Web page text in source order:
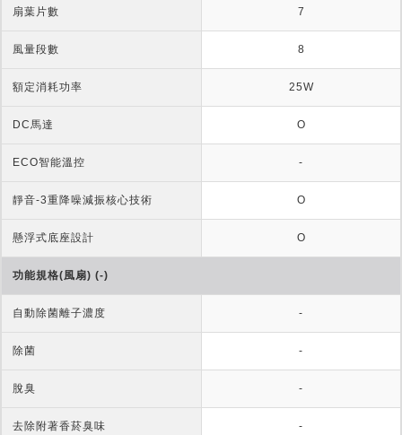
扇葉片數 7
風量段數 8
額定消耗功率 25W
DC馬達 O
ECO智能溫控 -
靜音-3重降噪減振核心技術 O
懸浮式底座設計 O
功能規格(風扇) (-)
自動除菌離子濃度 -
除菌 -
脫臭 -
去除附著香菸臭味 -